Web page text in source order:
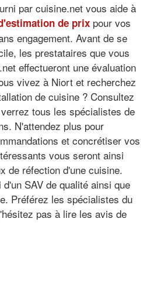
par cuisine.net vous aide à
de prix pour vos
engagement. Avant de se
les prestataires que vous
effectueront une évaluation
vivez à Niort et recherchez
de cuisine ? Consultez
tous les spécialistes de
N'attendez plus pour
et concrétiser vos
vous seront ainsi
de réfection d'une cuisine.
SAV de qualité ainsi que
Préférez les spécialistes du
pas à lire les avis de